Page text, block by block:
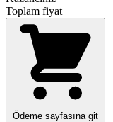
Toplam fiyat
Ödeme sayfasına git